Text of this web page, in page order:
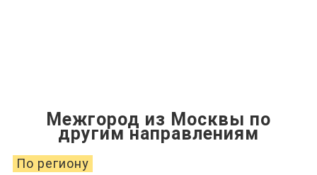
Межгород из Москвы по
другим направлениям
По региону